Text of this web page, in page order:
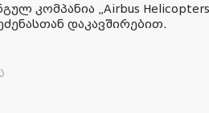
კომპანია „Airbus
დაკავშირებით.